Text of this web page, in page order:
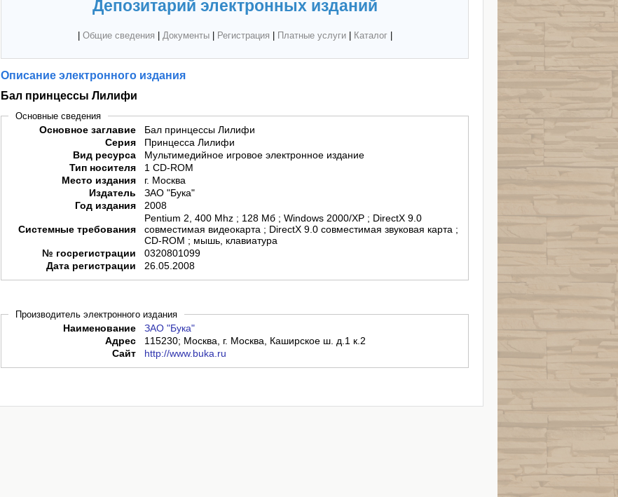
Депозитарий электронных изданий
Общие сведения Документы| Регистрация Платные услуги| Каталог|
Описание электронного издания
Бал принцессы Лилифи
Основные сведения
Основное заглавие
Бал принцессы Лилифи
Серия
Принцесса Лилифи
Вид ресурса
Мультимедийное игровое электронное издание
Тип носителя
1 CD-ROM
Место издания
г. Москва
Издатель
ЗАО "Бука"
Год издания
2008
Системные требования
Pentium 2, 400 Mhz ; 128 Мб ; Windows 2000/XP ; DirectX 9.0
совместимая видеокарта ; DirectX 9.0 совместимая звуковая карта ;
CD-ROM ; мышь, клавиатура
№ госрегистрации
0320801099
Дата регистрации
26.05.2008
Производитель электронного издания
Наименование
ЗАО "Бука"
Адрес
115230; Москва, г. Москва, Каширское ш. д.1 к.2
Сайт
http://www.buka.ru